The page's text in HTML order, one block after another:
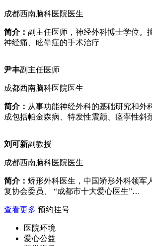
成都西南脑科医院医生
简介： 副主任医师，神经外科博士学位。
神经痛、眩晕症的手术治疗
尹丰副主任医师
成都西南脑科医院医生
简介： 从事功能神经外科的基础研究和外
成包括帕金森病、特发性震颤、痉挛性
刘可新副教授
成都西南脑科医院医生
简介： 矫形外科医生，中国矫形外科领军
复协会委员、 “成都市十大爱心医生”…
查看更多 预约挂号
医院环境
爱心公益